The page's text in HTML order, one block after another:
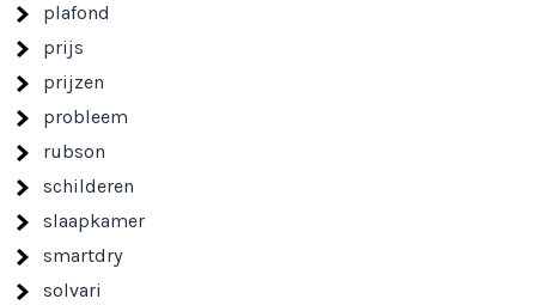
plafond
prijs
prijzen
probleem
rubson
schilderen
slaapkamer
smartdry
solvari